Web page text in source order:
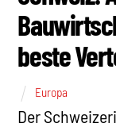
beste
Europa
Der